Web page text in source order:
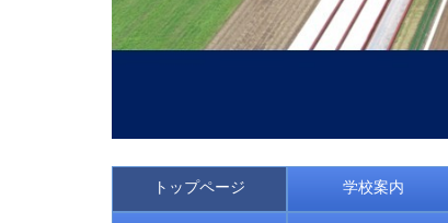
トップページ 学校案内